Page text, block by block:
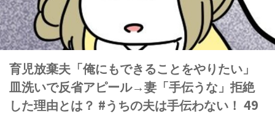
育児放棄夫「俺にもできることをやりたい」
皿洗いで反省アピール→妻「手伝うな」拒絶
した理由とは？ #うちの夫は手伝わない！ 49